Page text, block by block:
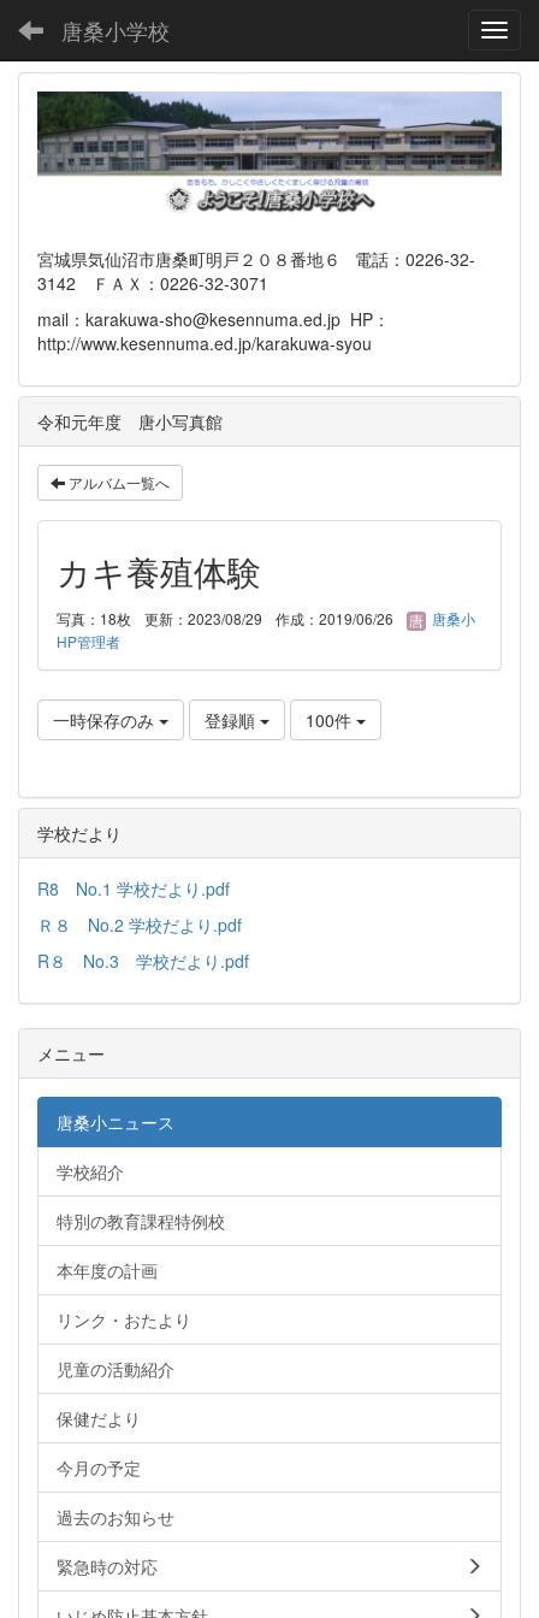
唐桑小学校
宮城県気仙沼市唐桑町明戸２０８番地６ 電話：0226-32-
3142 ＦＡＸ：0226-32-3071
mail：karakuwa-sho@kesennuma.ed.jp HP：
http://www.kesennuma.ed.jp/karakuwa-syou
令和元年度 唐小写真館
アルバム一覧へ
カキ養殖体験
写真：18枚 更新：2023/08/29 作成：2019/06/26
唐桑小
HP管理者
一時保存のみ 登録順 100件
学校だより
R8 No.1 学校だより.pdf
Ｒ８ No.2 学校だより.pdf
R８ No.3 学校だより.pdf
メニュー
唐桑小ニュース
学校紹介
特別の教育課程特例校
本年度の計画
リンク・おたより
児童の活動紹介
保健だより
今月の予定
過去のお知らせ
緊急時の対応